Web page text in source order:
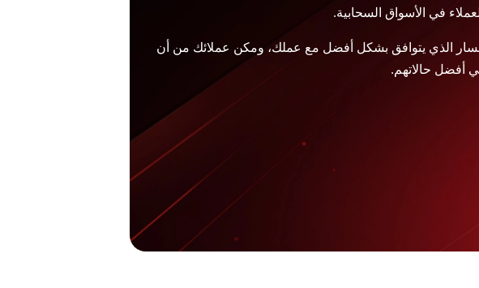
في الأسواق السحابية.
الذي يتوافق بشكل أفضل مع عملك، ومكن عملائك من أن
أفضل حالاتهم.